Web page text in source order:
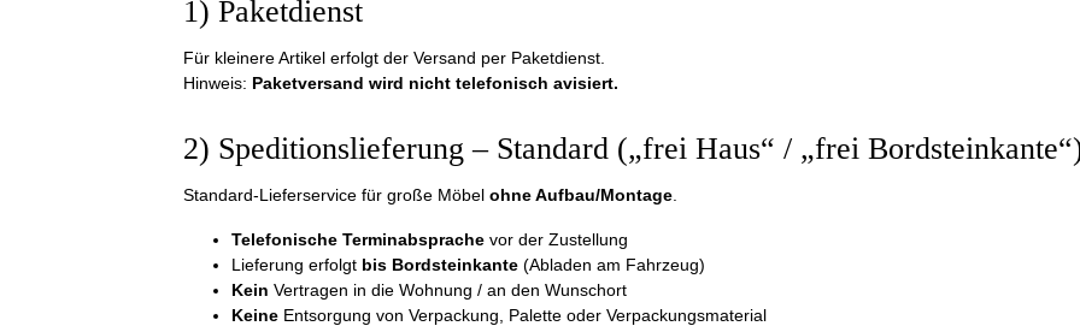
1) Paketdienst
Für kleinere Artikel erfolgt der Versand per Paketdienst.
Hinweis: Paketversand wird nicht telefonisch avisiert.
2) Speditionslieferung – Standard („frei Haus“ / „frei
Standard-Lieferservice für große Möbel ohne Aufbau/Montage
Telefonische Terminabsprache vor der Zustellung
Lieferung erfolgt bis Bordsteinkante (Abladen am Fahrzeug)
Kein Vertragen in die Wohnung / an den Wunschort
Keine Entsorgung von Verpackung, Palette oder Verpackungsmaterial